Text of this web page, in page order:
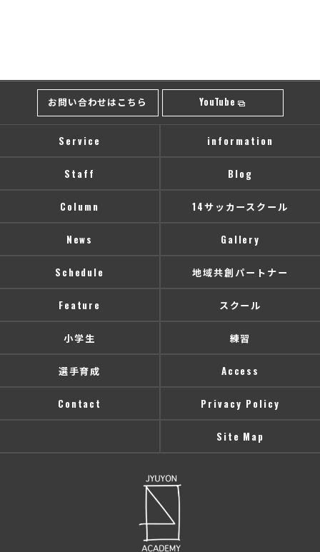
お問い合わせはこちら YouTube
Service information
Staff Blog
Column 14サッカースクール
News Gallery
Schedule 地域共創パートナー
Feature スクール
小学生 練習
選手育成 Access
Contact Privacy Policy
Site Map